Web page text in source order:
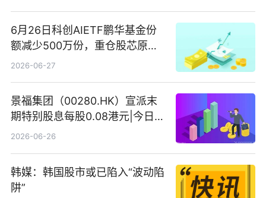
6月26日科创AIETF鹏华基金份
额减少500万份，重仓股芯原股
份、寒武纪、澜起科技 观速讯
2026-06-27
景福集团（00280.HK）宣派末
期特别股息每股0.08港元|今日快
看
2026-06-26
韩媒：韩国股市或已陷入“波动陷
阱”